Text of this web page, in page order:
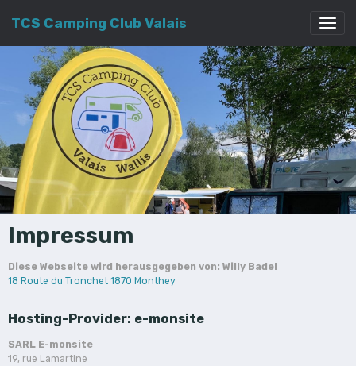
TCS Camping Club Valais
Impressum
Diese Webseite wird herausgegeben von: Willy Badel
18 Route du Tronchet 1870 Monthey
Hosting-Provider: e-monsite
SARL E-monsite
19, rue Lamartine